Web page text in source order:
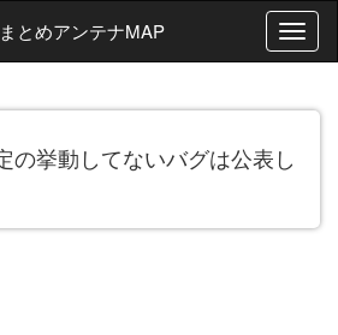
T
o
g
v
とめアンテナMAP
の挙動してないバグは公表し